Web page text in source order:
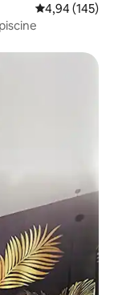
Évaluation
4,94 (145)